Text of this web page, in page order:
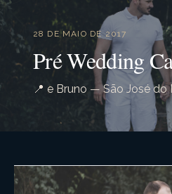
28 DE MAIO DE 2017
Pré Wedding
📍 e Bruno — São José do